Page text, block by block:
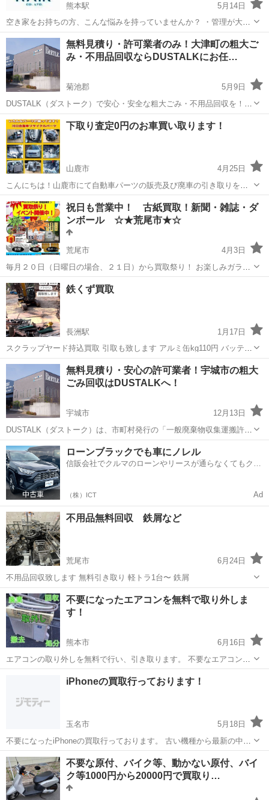
熊本駅
5月14日
空き家をお持ちの方、こんな悩みを持っていませんか？ ・管理が大
変…お金も労力も掛かる ・処分したいけど、解体費が高い ・思い出の
ある家なので、解体するのが忍びない ・売却しようにも、家が傷んで
いたり、家中に物が残...
熊本 熊本市 熊本駅 不用品回収 仲介手数料
無料見積り・許可業者のみ！大津町の粗大ご
み・不用品回収ならDUSTALKにお任…
菊池郡
5月9日
DUSTALK（ダストーク）で安心・安全な粗大ごみ・不用品回収を！
DUSTALKは、市町村が発行する「一般廃棄物収集運搬許可証」を取得
した信頼できる業者のみが登録している、不用品回収サービスです。
私たちのサービス...
熊本 菊池郡 不用品回収 無料
下取り査定0円のお車買い取ります！
山鹿市
4月25日
こんにちは！山鹿市にて自動車パーツの販売及び廃車の引き取りを行
っております、川口自動車リサイクルパーツでございます。 皆様、車
を買い替える際に、現在の車のディーラー下取り査定で価格がつかな
い経験はありませんか？ 川口...
熊本 山鹿市 不用品買取 自動車
祝日も営業中！ 古紙買取！新聞・雑誌・ダ
ンボール ☆★荒尾市★☆
荒尾市
4月3日
毎月２０日（日曜日の場合、２１日）から買取祭り！ お楽しみガラポ
ン抽選会付です！！ 皆様のご来店お待ちしております。 ※買取祭り後
も、毎日買取しております！ ※営業時間外は、事業所前に無料回収ボ
ックス設置中で...
熊本 荒尾市 不用品買取
鉄くず買取
長洲駅
1月17日
スクラップヤード持込買取 引取も致します アルミ缶kg110円 バッテリ
ーkg60円 アルミ鍋kg160円
熊本 玉名郡 長洲駅 不用品買取 買取
無料見積り・安心の許可業者！宇城市の粗大
ごみ回収はDUSTALKへ！
宇城市
12月13日
DUSTALK（ダストーク）は、市町村発行の「一般廃棄物収集運搬許可
証」を持つ業者のみを登録し運営しております。 そのため、適正価格
での不用品回収を実現しています。 個人の方から法人の方まで、安心
してご利用いただける...
熊本 宇城市 不用品処分 無料
ローンブラックでも車にノレル
信販会社でクルマのローンやリースが通らなくてもクル
（株）ICT Ad
不用品無料回収 鉄屑など
荒尾市
6月24日
不用品回収致します 無料引き取り 軽トラ1台〜 鉄屑
熊本 荒尾市 不用品回収
不要になったエアコンを無料で取り外しま
す！
熊本市
6月16日
エアコンの取り外しを無料で行い、引き取ります。 不要なエアコンが
ある場合は是非ご活用下さい。 無料
iPhoneの買取行っております！
玉名市
5月18日
不要になったiPhoneの買取行っております。 古い機種から最新の中古
品、また新品も幅広く現金での買取させていただいております。 また
お支払いが終わっていない端末もお気軽にご相談ください＾＾ 出張買
取もできますのでまず...
熊本 玉名市 不用品買取 買取
不要な原付、バイク等、動かない原付、バイ
ク等1000円から20000円で買取り…